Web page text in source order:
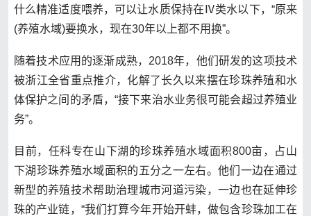
什么精准适度喂养，可以让水质保持在Ⅳ类水以下，“原来
(养殖水域)要换水，现在30年以上都不用换”。
随着技术应用的逐渐成熟，2018年，他们研发的这项技术
被浙江全省重点推介，化解了长久以来摆在珍珠养殖和水
体保护之间的矛盾，“接下来治水业务很可能会超过养殖业
务”。
目前，任科专在山下湖的珍珠养殖水域面积800亩，占山
下湖珍珠养殖水域面积的五分之一左右。他们一边在通过
新型的养殖技术帮助治理城市河道污染，一边也在延伸珍
珠的产业链，“我们打算今年开始开蚌，做包含珍珠加工在